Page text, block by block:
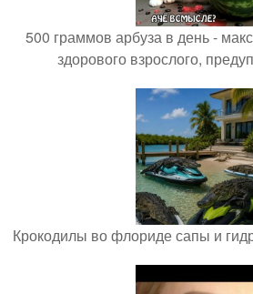
500 граммов арбуза в день -
здорового взрослого,
Крокодилы во флориде сапы и